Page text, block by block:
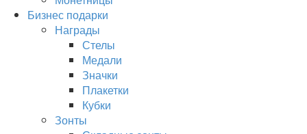
Бизнес подарки
Награды
Стелы
Медали
Значки
Плакетки
Кубки
Зонты